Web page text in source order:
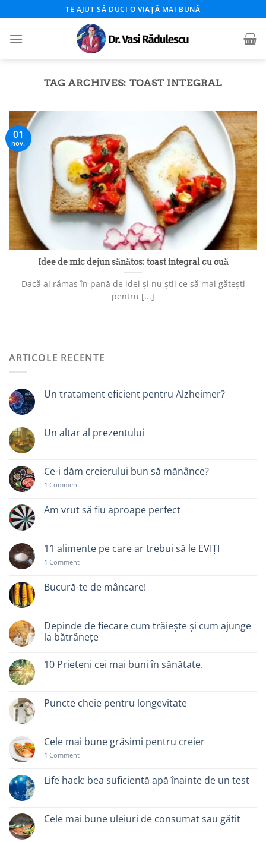
to
content
TE AJUT SĂ DUCI O VIAȚĂ MAI BUNĂ
TAG ARCHIVES: TOAST INTEGRAL
Idee de mic dejun sănătos: toast integral cu ouă
Dacă ai rămas în pană de idei și nu știi ce să mai gătești
pentru [...]
01
nov.
ARTICOLE RECENTE
Un tratament eficient pentru Alzheimer?
Un altar al prezentului
Ce-i dăm creierului bun să mănânce?
1 Comment
Am vrut să fiu aproape perfect
11 alimente pe care ar trebui să le EVIȚI
1 Comment
Bucură-te de mâncare!
Depinde de fiecare cum trăiește și cum ajunge
la bătrânețe
10 Prieteni cei mai buni în sănătate.
Puncte cheie pentru longevitate
Cele mai bune grăsimi pentru creier
1 Comment
Life hack: bea suficientă apă înainte de un test
Cele mai bune uleiuri de consumat sau gătit